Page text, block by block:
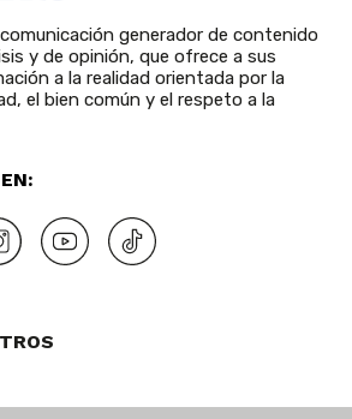
generador de contenido
y de opinión, que ofrece a sus
a la realidad orientada por la
el bien común y el respeto a la